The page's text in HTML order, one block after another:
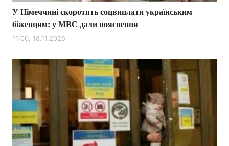
У Німеччині скоротять соцвиплати українським
біженцям: у МВС дали пояснення
11:00, 18.11.2025